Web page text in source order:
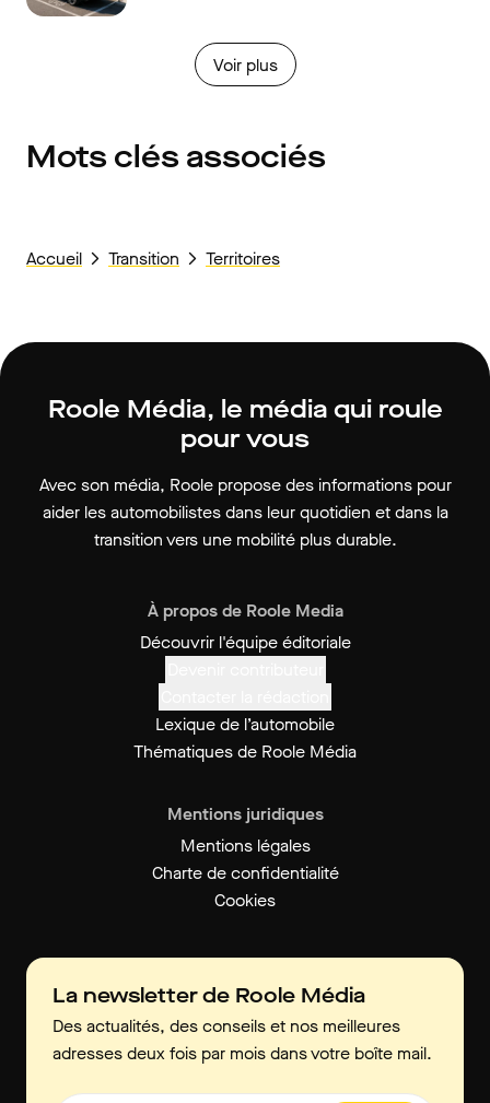
Voir plus
Mots clés associés
Accueil Transition Territoires
Roole Média, le média qui roule
pour vous
Avec son média, Roole propose des informations pour
aider les automobilistes dans leur quotidien et dans la
transition vers une mobilité plus durable.
À propos de Roole Media
Découvrir l'équipe éditoriale
Lexique de l’automobile
Thématiques de Roole Média
Mentions juridiques
Mentions légales
Charte de confidentialité
Cookies
La newsletter de Roole Média
Des actualités, des conseils et nos meilleures
adresses deux fois par mois dans votre boîte mail.